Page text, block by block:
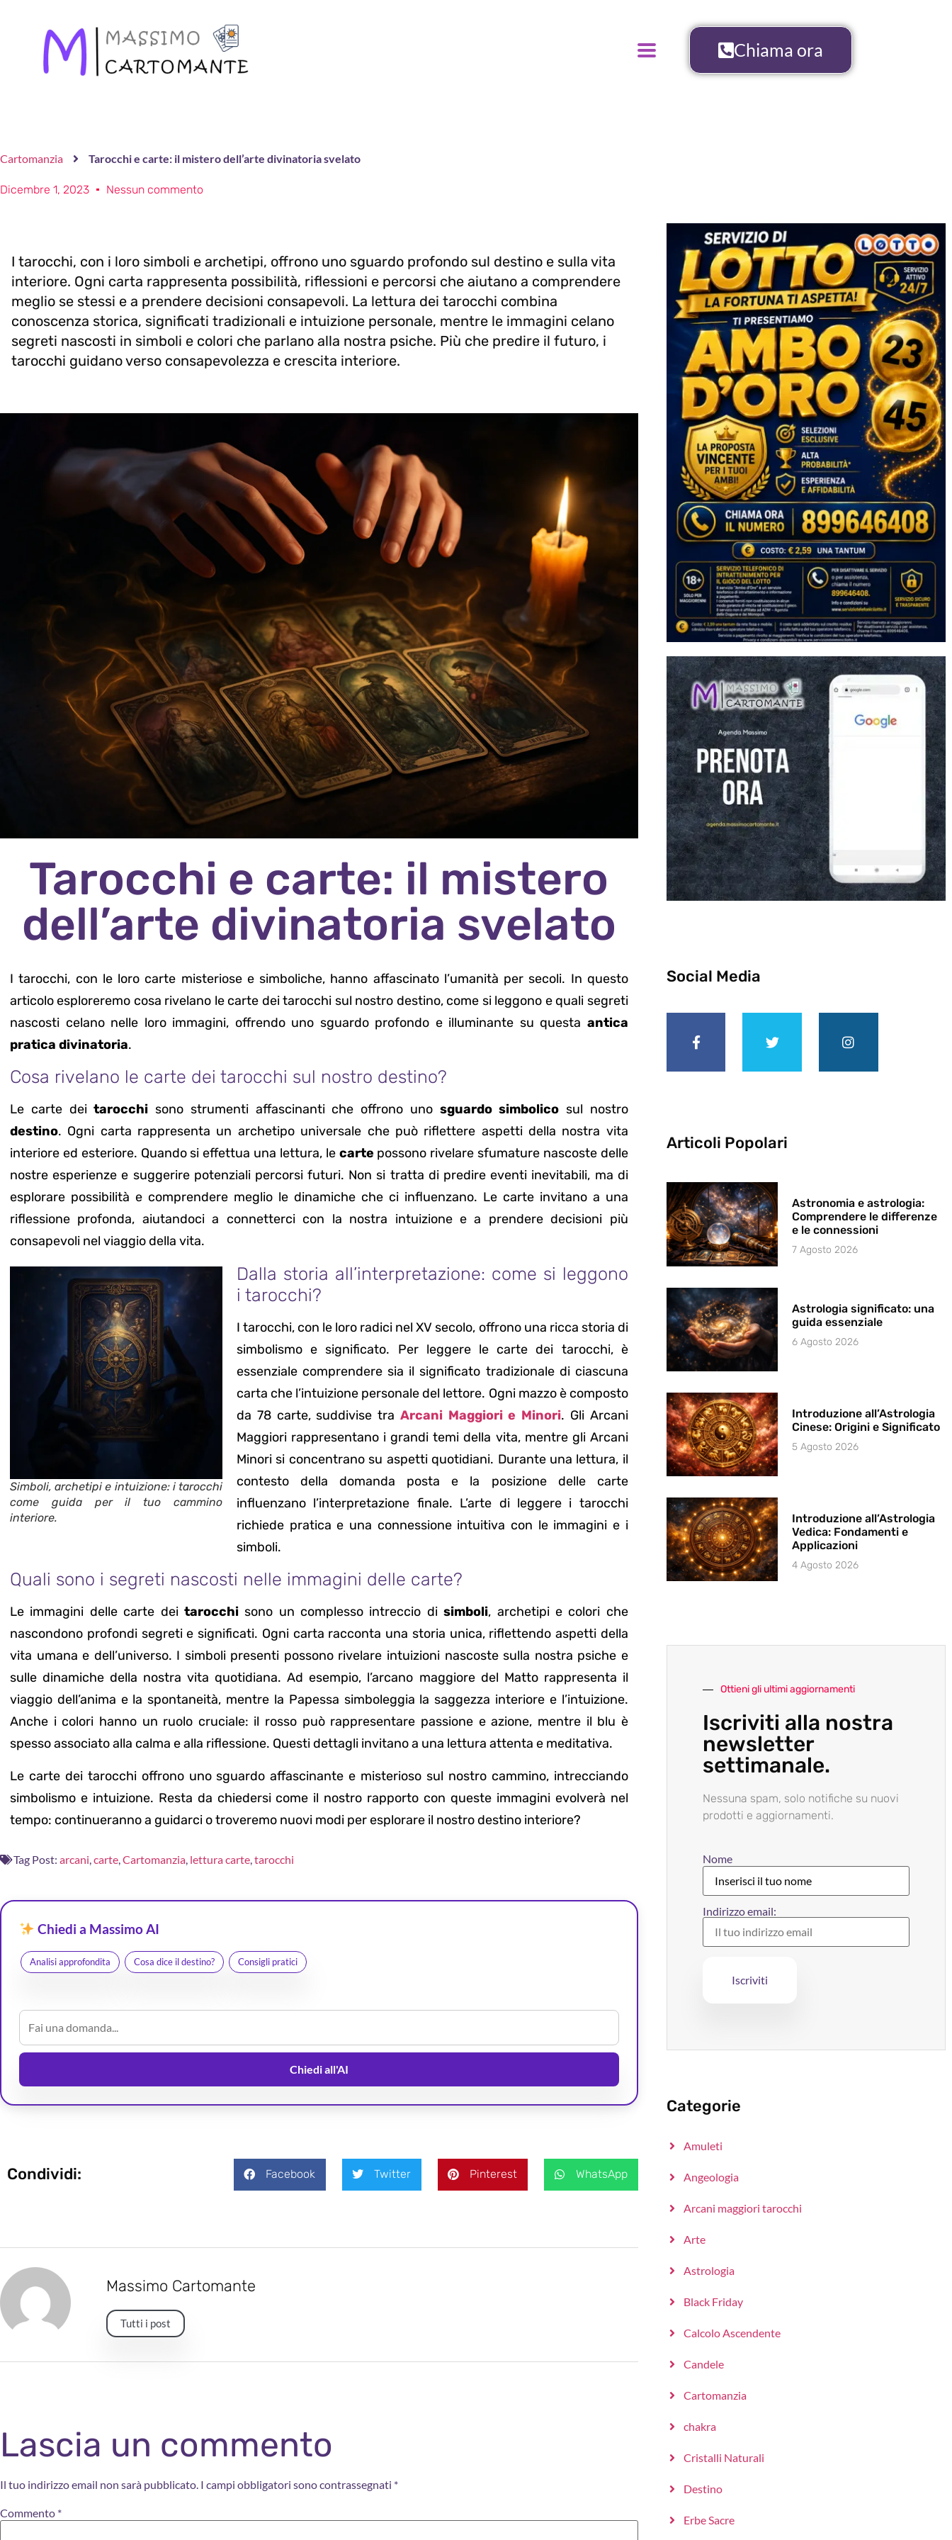
Chiama ora
Cartomanzia Tarocchi e carte: il mistero dell’arte divinatoria svelato
Dicembre 1, 2023 Nessun commento
I tarocchi, con i loro simboli e archetipi, offrono uno sguardo profondo sul destino e sulla vita
interiore. Ogni carta rappresenta possibilità, riflessioni e percorsi che aiutano a comprendere
meglio se stessi e a prendere decisioni consapevoli. La lettura dei tarocchi combina
conoscenza storica, significati tradizionali e intuizione personale, mentre le immagini celano
segreti nascosti in simboli e colori che parlano alla nostra psiche. Più che predire il futuro, i
tarocchi guidano verso consapevolezza e crescita interiore.
Tarocchi e carte: il mistero
dell’arte divinatoria svelato
I tarocchi, con le loro carte misteriose e simboliche, hanno affascinato l’umanità per secoli. In questo
articolo esploreremo cosa rivelano le carte dei tarocchi sul nostro destino, come si leggono e quali segreti
nascosti celano nelle loro immagini, offrendo uno sguardo profondo e illuminante su questa antica
pratica divinatoria.
Cosa rivelano le carte dei tarocchi sul nostro destino?
Le carte deitarocchi sono strumenti affascinanti che offrono uno sguardo simbolico sul nostro
destino. Ogni carta rappresenta un archetipo universale che può riflettere aspetti della nostra vita
interiore ed esteriore. Quando si effettua una lettura, le carte possono rivelare sfumature nascoste delle
nostre esperienze e suggerire potenziali percorsi futuri. Non si tratta di predire eventi inevitabili, ma di
esplorare possibilità e comprendere meglio le dinamiche che ci influenzano. Le carte invitano a una
riflessione profonda, aiutandoci a connetterci con la nostra intuizione e a prendere decisioni più
consapevoli nel viaggio della vita.
Simboli, archetipi e intuizione: i tarocchi
come guida per il tuo cammino
interiore.
Dalla storia all’interpretazione: come si leggono
i tarocchi?
I tarocchi, con le loro radici nel XV secolo, offrono una ricca storia di
simbolismo e significato. Per leggere le carte dei tarocchi, è
essenziale comprendere sia il significato tradizionale di ciascuna
carta che l’intuizione personale del lettore. Ogni mazzo è composto
da 78 carte, suddivise tra Arcani Maggiori e Minori. Gli Arcani
Maggiori rappresentano i grandi temi della vita, mentre gli Arcani
Minori si concentrano su aspetti quotidiani. Durante una lettura, il
contesto della domanda posta e la posizione delle carte
influenzano l’interpretazione finale. L’arte di leggere i tarocchi
richiede pratica e una connessione intuitiva con le immagini e i
simboli.
Quali sono i segreti nascosti nelle immagini delle carte?
Le immagini delle carte dei tarocchi sono un complesso intreccio disimboli, archetipi e colori che
nascondono profondi segreti e significati. Ogni carta racconta una storia unica, riflettendo aspetti della
vita umana e dell’universo. I simboli presenti possono rivelare intuizioni nascoste sulla nostra psiche e
sulle dinamiche della nostra vita quotidiana. Ad esempio, l’arcano maggiore del Matto rappresenta il
viaggio dell’anima e la spontaneità, mentre la Papessa simboleggia la saggezza interiore e l’intuizione.
Anche i colori hanno un ruolo cruciale: il rosso può rappresentare passione e azione, mentre il blu è
spesso associato alla calma e alla riflessione. Questi dettagli invitano a una lettura attenta e meditativa.
Le carte dei tarocchi offrono uno sguardo affascinante e misterioso sul nostro cammino, intrecciando
simbolismo e intuizione. Resta da chiedersi come il nostro rapporto con queste immagini evolverà nel
tempo: continueranno a guidarci o troveremo nuovi modi per esplorare il nostro destino interiore?
Tag Post: arcani,carte,Cartomanzia, lettura carte,tarocchi
Chiedi a Massimo AI
Analisi approfondita Cosa dice il destino? Consigli pratici
Chiedi all'AI
Condividi: Facebook Twitter Pinterest WhatsApp
Massimo Cartomante
Tutti i post
Lascia un commento
Il tuo indirizzo email non sarà pubblicato. I campi obbligatori sono contrassegnati *
Commento *
Social Media
Articoli Popolari
Astronomia e astrologia:
Comprendere le differenze
e le connessioni
7 Agosto 2026
Astrologia significato: una
guida essenziale
6 Agosto 2026
Introduzione all’Astrologia
Cinese: Origini e Significato
5 Agosto 2026
Introduzione all’Astrologia
Vedica: Fondamenti e
Applicazioni
4 Agosto 2026
Ottieni gli ultimi aggiornamenti
Iscriviti alla nostra
newsletter
settimanale.
Nessuna spam, solo notifiche su nuovi
prodotti e aggiornamenti.
Nome
Indirizzo email:
Categorie
Amuleti
Angeologia
Arcani maggiori tarocchi
Arte
Astrologia
Black Friday
Calcolo Ascendente
Candele
Cartomanzia
chakra
Cristalli Naturali
Destino
Erbe Sacre